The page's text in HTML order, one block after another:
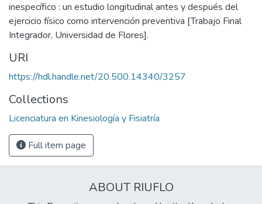
inespecífico : un estudio longitudinal antes y después del
ejercicio físico como intervención preventiva [Trabajo Final
Integrador, Universidad de Flores].
URI
https://hdl.handle.net/20.500.14340/3257
Collections
Licenciatura en Kinesiología y Fisiatría
Full item page
ABOUT RIUFLO